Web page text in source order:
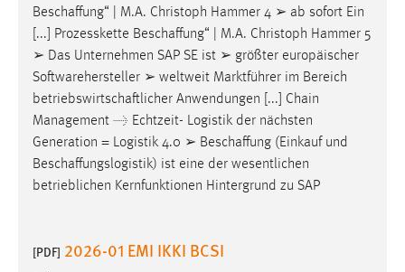
Beschaffung“ | M.A. Christoph Hammer 4 ➢ ab sofort Ein
[...] Prozesskette Beschaffung“ | M.A. Christoph Hammer 5
➢ Das Unternehmen SAP SE ist ➢ größter europäischer
Softwarehersteller ➢ weltweit Marktführer im Bereich
betriebswirtschaftlicher Anwendungen [...] Chain
Management → Echtzeit- Logistik der nächsten
Generation = Logistik 4.0 ➢ Beschaffung (Einkauf und
Beschaffungslogistik) ist eine der wesentlichen
betrieblichen Kernfunktionen Hintergrund zu SAP
[PDF] 2026-01 EMI IKKI BCSI